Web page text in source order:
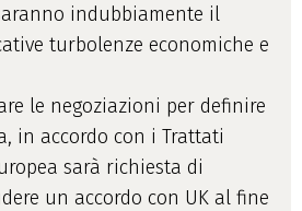
indubbiamente il
turbolenze economiche e
le negoziazioni per definire
in accordo con i Trattati
sarà richiesta di
un accordo con UK al fine